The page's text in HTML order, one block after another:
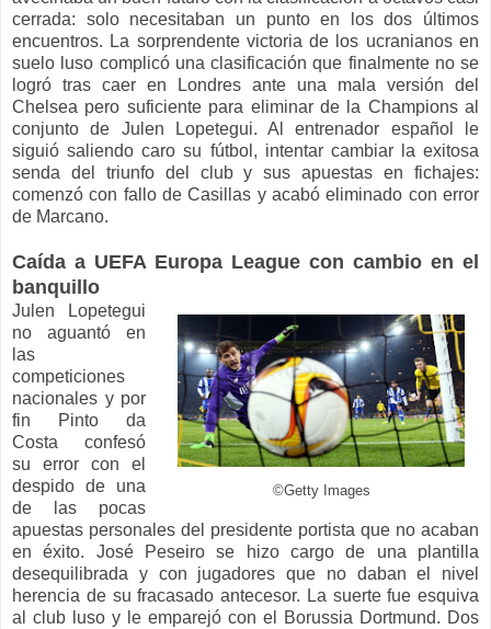
cerrada: solo necesitaban un punto en los dos últimos
encuentros. La sorprendente victoria de los ucranianos en
suelo luso complicó una clasificación que finalmente no se
logró tras caer en Londres ante una mala versión del
Chelsea pero suficiente para eliminar de la Champions al
conjunto de Julen Lopetegui. Al entrenador español le
siguió saliendo caro su fútbol, intentar cambiar la exitosa
senda del triunfo del club y sus apuestas en fichajes:
comenzó con fallo de Casillas y acabó eliminado con error
de Marcano.
Caída a UEFA Europa League con cambio en el
banquillo
©Getty Images
Julen Lopetegui
no aguantó en
las
competiciones
nacionales y por
fin Pinto da
Costa confesó
su error con el
despido de una
de las pocas
apuestas personales del presidente portista que no acaban
en éxito. José Peseiro se hizo cargo de una plantilla
desequilibrada y con jugadores que no daban el nivel
herencia de su fracasado antecesor. La suerte fue esquiva
al club luso y le emparejó con el Borussia Dortmund. Dos